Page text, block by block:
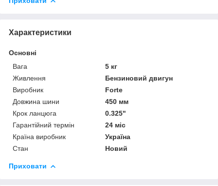
Характеристики
Основні
Вага
5 кг
Живлення
Бензиновий двигун
Виробник
Forte
Довжина шини
450 мм
Крок ланцюга
0.325"
Гарантійний термін
24 міс
Країна виробник
Україна
Стан
Новий
Приховати